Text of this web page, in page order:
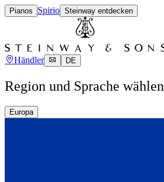
Pianos Spirio Steinway entdecken
Händler DE
Region und Sprache wählen
Europa